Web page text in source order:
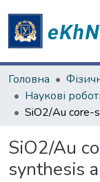
Головна
SiO2/Au
synthesis